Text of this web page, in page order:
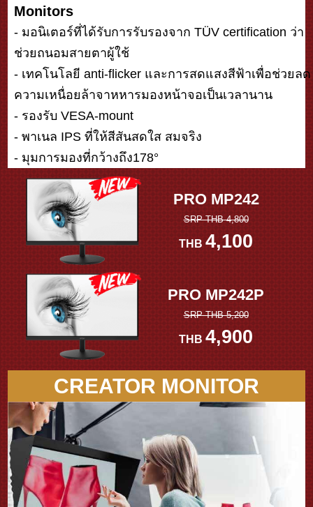
Monitors
- มอนิเตอร์ที่ได้รับการรับรองจาก TÜV certification ว่า
ช่วยถนอมสายตาผู้ใช้
- เทคโนโลยี anti-flicker และการสดแสงสีฟ้าเพื่อช่วยลด
ความเหนื่อยล้าจาหหารมองหน้าจอเป็นเวลานาน
- รองรับ VESA-mount
- พาเนล IPS ที่ให้สีสันสดใส สมจริง
- มุมการมองที่กว้างถึง178°
PRO MP242
SRP THB 4,800
THB4,100
PRO MP242P
SRP THB 5,200
THB4,900
CREATOR MONITOR